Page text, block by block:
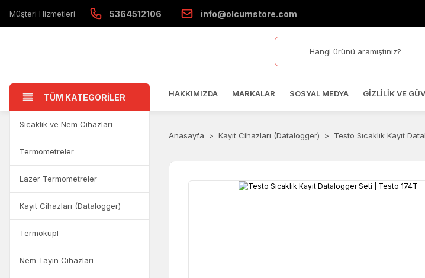
Müşteri Hizmetleri 5364512106 info@olcumstore.com
TÜM KATEGORİLER HAKKIMIZDA MARKALAR SOSYAL MEDYA GIZLILIK VE
Sıcaklık ve Nem Cihazları
Termometreler
Lazer Termometreler
Kayıt Cihazları (Datalogger)
Termokupl
Nem Tayin Cihazları
Anasayfa Kayıt Cihazları (Datalogger) Testo Sıcaklık Kayıt